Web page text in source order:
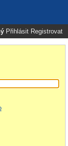
Přihlásit Registrovat